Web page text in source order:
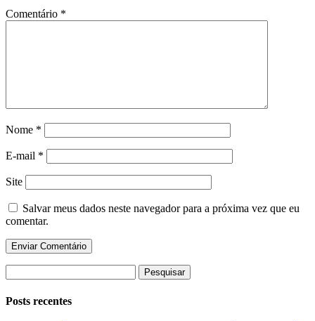
Comentário *
Nome *
E-mail *
Site
Salvar meus dados neste navegador para a próxima vez que eu
comentar.
por:
Posts recentes